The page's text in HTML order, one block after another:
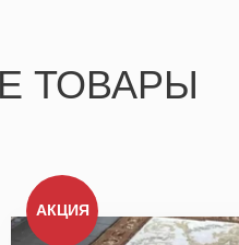
ТОВАРЫ
АКЦИЯ